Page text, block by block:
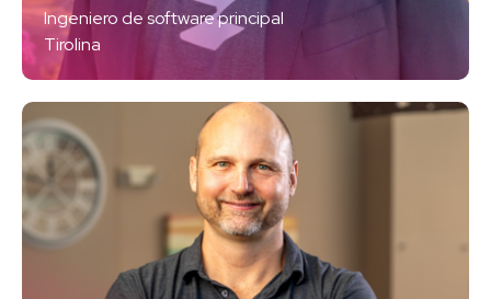
Ingeniero de software principal
Tirolina